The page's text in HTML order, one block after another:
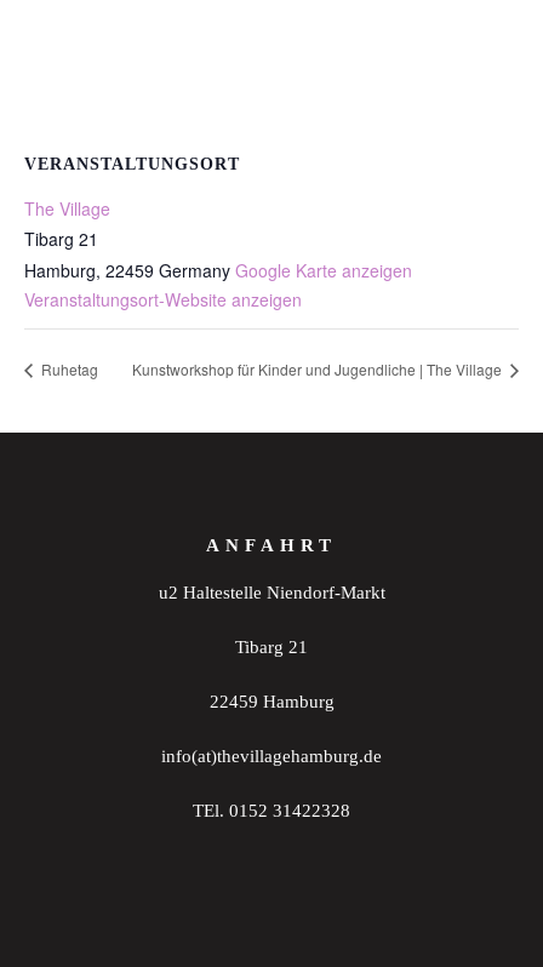
VERANSTALTUNGSORT
The Village
Tibarg 21
Hamburg, 22459 Germany Google Karte anzeigen
Veranstaltungsort-Website anzeigen
Ruhetag Kunstworkshop für Kinder und Jugendliche | The Village
ANFAHRT
u2 Haltestelle Niendorf-Markt
Tibarg 21
22459 Hamburg
info(at)thevillagehamburg.de
TEl. 0152 31422328